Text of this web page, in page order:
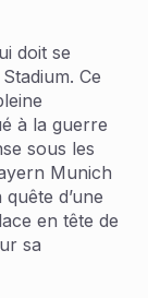
doit se
Ce
à la guerre
sous les
Munich
d’une
en tête de
sa